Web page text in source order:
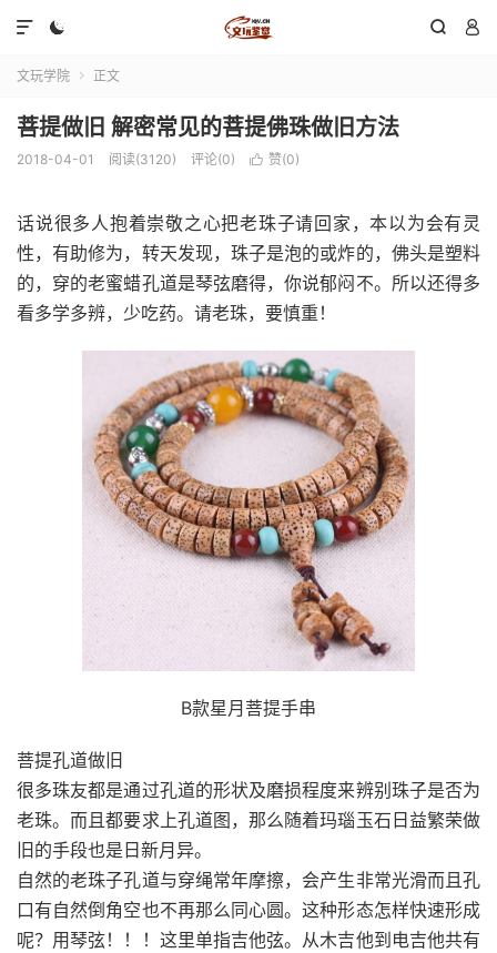
  

文玩学院  正文
菩提做旧 解密常见的菩提佛珠做旧方法
2018-04-01 阅读(3120) 评论(0)  赞(0)
话说很多人抱着崇敬之心把老珠子请回家，本以为会有灵
性，有助修为，转天发现，珠子是泡的或炸的，佛头是塑料
的，穿的老蜜蜡孔道是琴弦磨得，你说郁闷不。所以还得多
看多学多辨，少吃药。请老珠，要慎重！
B款星月菩提手串
菩提孔道做旧
很多珠友都是通过孔道的形状及磨损程度来辨别珠子是否为
老珠。而且都要求上孔道图，那么随着玛瑙玉石日益繁荣做
旧的手段也是日新月异。
自然的老珠子孔道与穿绳常年摩擦，会产生非常光滑而且孔
口有自然倒角空也不再那么同心圆。这种形态怎样快速形成
呢？用琴弦！！！这里单指吉他弦。从木吉他到电吉他共有